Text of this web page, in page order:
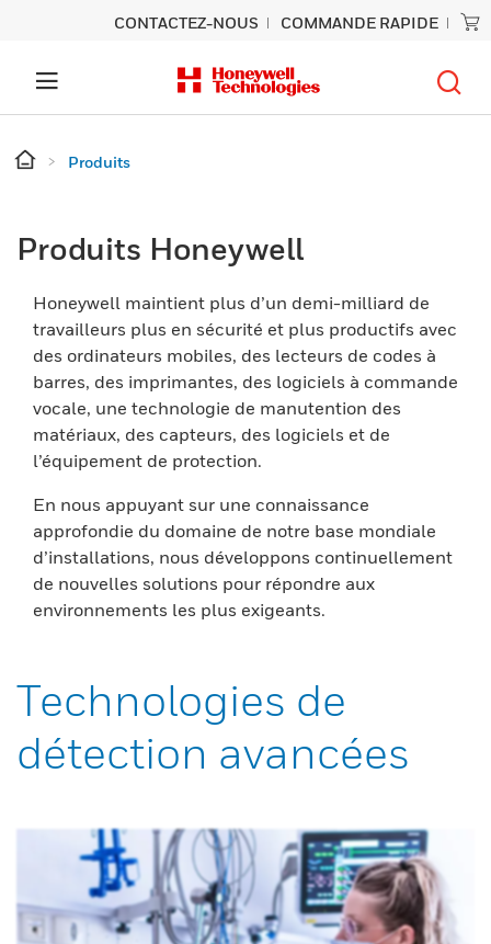
CONTACTEZ-NOUS COMMANDE RAPIDE
Produits
Produits Honeywell
Honeywell maintient plus d’un demi-milliard de
travailleurs plus en sécurité et plus productifs avec
des ordinateurs mobiles, des lecteurs de codes à
barres, des imprimantes, des logiciels à commande
vocale, une technologie de manutention des
matériaux, des capteurs, des logiciels et de
l’équipement de protection.
En nous appuyant sur une connaissance
approfondie du domaine de notre base mondiale
d’installations, nous développons continuellement
de nouvelles solutions pour répondre aux
environnements les plus exigeants.
Technologies de
détection avancées